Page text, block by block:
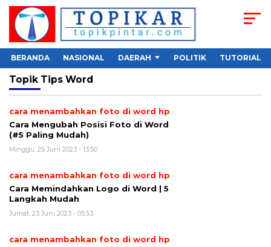
BERANDA NASIONAL DAERAH POLITIK TUTORIAL
Topik Tips Word
cara menambahkan foto di word hp
Cara Mengubah Posisi Foto di Word
(#5 Paling Mudah)
Minggu, 25 Juni 2023 - 13:50
cara menambahkan foto di word hp
Cara Memindahkan Logo di Word | 5
Langkah Mudah
Jumat, 23 Juni 2023 - 05:53
cara menambahkan foto di word hp